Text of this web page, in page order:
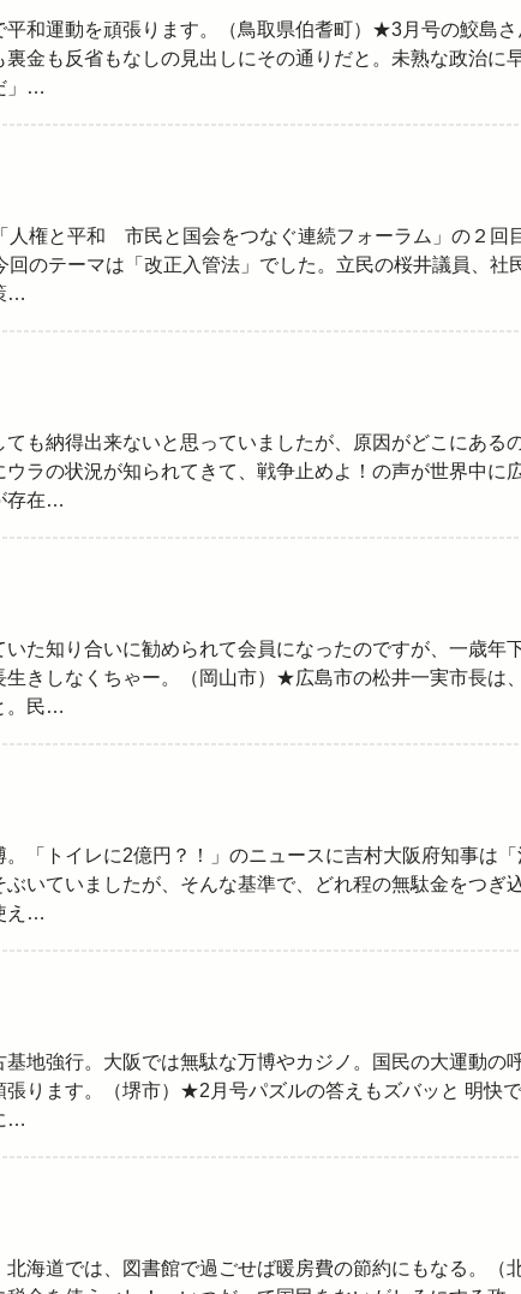
和運動を頑張ります。（鳥取県伯耆町）★3月号の鮫島さ
金も反省もなしの見出しにその通りだと。未熟な政治に
」…
権と平和 市民と国会をつなぐ連続フォーラム」の２回
のテーマは「改正入管法」でした。立民の桜井議員、社
…
も納得出来ないと思っていましたが、原因がどこにある
ラの状況が知られてきて、戦争止めよ！の声が世界中に
存在…
た知り合いに勧められて会員になったのですが、一歳年
きしなくちゃー。（岡山市）★広島市の松井一実市長は、
。民…
「トイレに2億円？！」のニュースに吉村大阪府知事は「
いていましたが、そんな基準で、どれ程の無駄金をつぎ
え…
地強行。大阪では無駄な万博やカジノ。国民の大運動の
ります。（堺市）★2月号パズルの答えもズバッと 明快
…
海道では、図書館で過ごせば暖房費の節約にもなる。（